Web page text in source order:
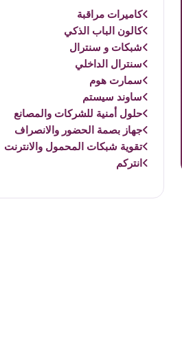
كاميرات مراقبة
كالون الباب الذكي
شبكات و سنترال
سنترال الداخلي
سمارت هوم
ساوند سيستم
حلول أمنية للشركات والمصانع
جهاز بصمة الحضور والانصراف
تقوية شبكات المحمول والانترنت
انتركم